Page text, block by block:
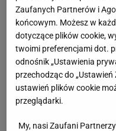
swoim koncie wejście
mając 23 lata jako
Guinessa w
aerodynamicznym - 1
przemierzenie
(17 września 2009),
motolotnią nad
Zaufanych Partnerów i
końcowym. Możesz w
dotyczące plików cookie,
twoimi preferencjami dot.
odnośnik „Ustawienia
przechodząc do
ustawień plików cookie
przeglądarki.
My, nasi Zaufani